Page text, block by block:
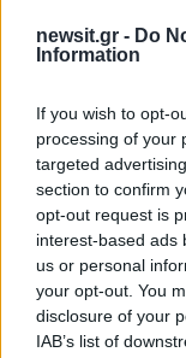
newsit.gr - Do
Information
If you wish to opt-
processing of your
targeted
section to confirm
opt-out request is
interest-based ads
us or personal
your opt-out. You
disclosure of your
IAB’s list of
ηλικιωμένος
και σε όσους
το αυτοκίνητο
«Εγώ
αυτοκινήτου,
πατέρας μου.
και η κόρη
υλικές ζημιές
ατυχήματα